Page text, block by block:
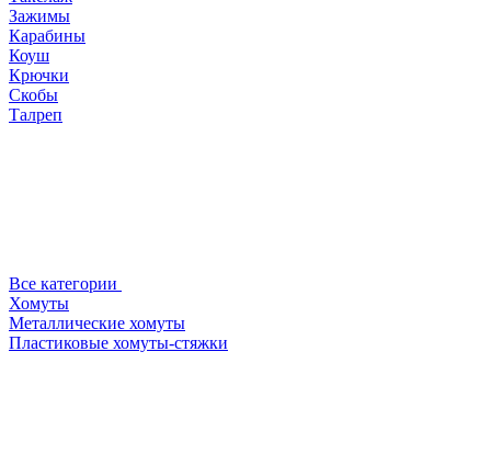
Зажимы
Карабины
Коуш
Крючки
Скобы
Талреп
Все категории
Хомуты
Металлические хомуты
Пластиковые хомуты-стяжки